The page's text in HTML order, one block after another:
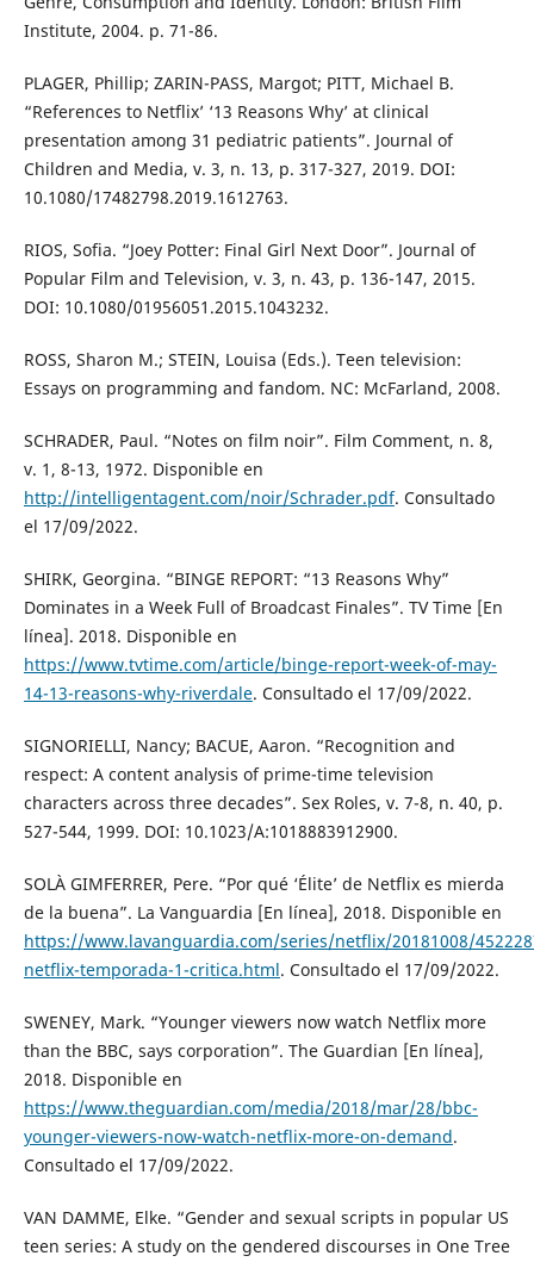
Institute, 2004. p. 71-86.
PLAGER, Phillip; ZARIN-PASS, Margot; PITT, Michael B.
“References to Netflix’ ‘13 Reasons Why’ at clinical
presentation among 31 pediatric patients”. Journal of
Children and Media, v. 3, n. 13, p. 317-327, 2019. DOI:
10.1080/17482798.2019.1612763.
RIOS, Sofia. “Joey Potter: Final Girl Next Door”. Journal of
Popular Film and Television, v. 3, n. 43, p. 136-147, 2015.
DOI: 10.1080/01956051.2015.1043232.
ROSS, Sharon M.; STEIN, Louisa (Eds.). Teen television:
Essays on programming and fandom. NC: McFarland, 2008.
SCHRADER, Paul. “Notes on film noir”. Film Comment, n. 8,
v. 1, 8-13, 1972. Disponible en
http://intelligentagent.com/noir/Schrader.pdf. Consultado
el 17/09/2022.
SHIRK, Georgina. “BINGE REPORT: “13 Reasons Why”
Dominates in a Week Full of Broadcast Finales”. TV Time [En
línea]. 2018. Disponible en
https://www.tvtime.com/article/binge-report-week-of-may-
14-13-reasons-why-riverdale. Consultado el 17/09/2022.
SIGNORIELLI, Nancy; BACUE, Aaron. “Recognition and
respect: A content analysis of prime-time television
characters across three decades”. Sex Roles, v. 7-8, n. 40, p.
527-544, 1999. DOI: 10.1023/A:1018883912900.
SOLÀ GIMFERRER, Pere. “Por qué ‘Élite’ de Netflix es mierda
de la buena”. La Vanguardia [En línea], 2018. Disponible en
https://www.lavanguardia.com/series/netflix/20181008/
netflix-temporada-1-critica.html. Consultado el 17/09/2022.
SWENEY, Mark. “Younger viewers now watch Netflix more
than the BBC, says corporation”. The Guardian [En línea],
2018. Disponible en
https://www.theguardian.com/media/2018/mar/28/bbc-
younger-viewers-now-watch-netflix-more-on-demand.
Consultado el 17/09/2022.
VAN DAMME, Elke. “Gender and sexual scripts in popular US
teen series: A study on the gendered discourses in One Tree